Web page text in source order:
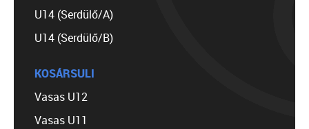
U14 (Serdülő/A)
U14 (Serdülő/B)
KOSÁRSULI
Vasas U12
Vasas U11